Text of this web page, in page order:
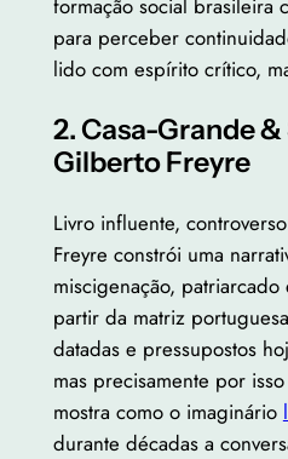
formação social brasileira
para perceber
lido com espírito crítico,
2. Casa-Grande
Gilberto Freyre
Livro influente,
Freyre constrói uma
miscigenação,
partir da matriz
datadas e pressupostos
mas precisamente por
mostra como o imaginário
durante décadas a